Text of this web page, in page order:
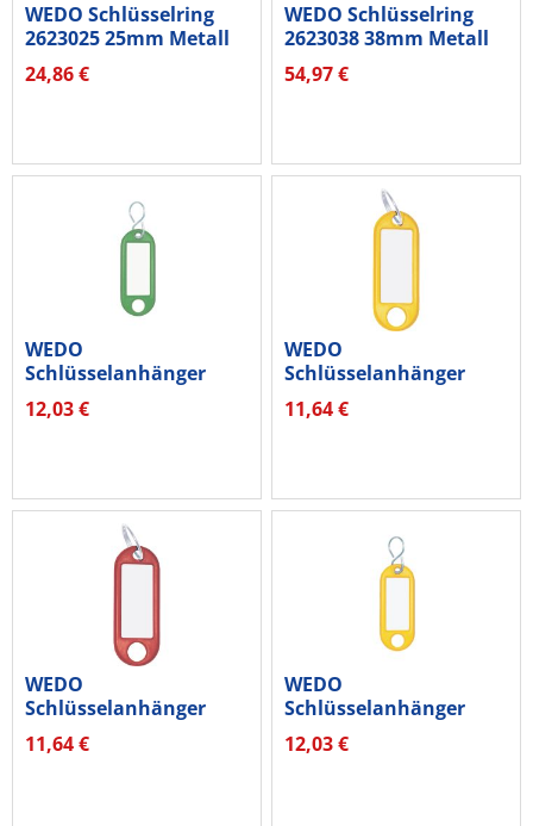
WEDO Schlüsselring
2623025 25mm Metall
silber...
24,86 €
WEDO Schlüsselring
2623038 38mm Metall
silber...
54,97 €
WEDO
Schlüsselanhänger
262803404 grün 100...
12,03 €
WEDO
Schlüsselanhänger
262801805 mit Ring
18mm...
11,64 €
WEDO
Schlüsselanhänger
262801802 mit Ring
18mm...
11,64 €
WEDO
Schlüsselanhänger
262803405 gelb 100...
12,03 €